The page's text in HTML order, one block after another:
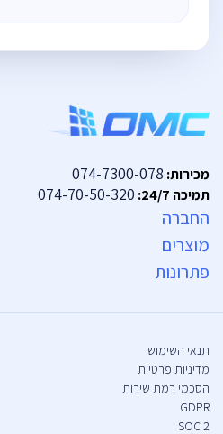
מכירות: 074-7300-078
תמיכה 24/7: 074-70-50-320
החברה
מוצרים
פתרונות
תנאי השימוש
מדיניות פרטיות
הסכמי רמת שירות
GDPR
SOC 2